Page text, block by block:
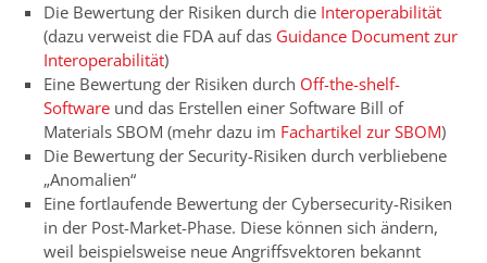
Die Bewertung der Risiken durch die Interoperabilität
(dazu verweist die FDA auf das Guidance Document zur
Interoperabilität)
Eine Bewertung der Risiken durch Off-the-shelf-
Software und das Erstellen einer Software Bill of
Materials SBOM (mehr dazu im Fachartikel zur SBOM)
Die Bewertung der Security-Risiken durch verbliebene
„Anomalien“
Eine fortlaufende Bewertung der Cybersecurity-Risiken
in der Post-Market-Phase. Diese können sich ändern,
weil beispielsweise neue Angriffsvektoren bekannt